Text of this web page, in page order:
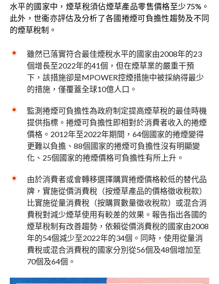
水平的國家中，煙草稅須佔煙草產品零售價格至少75%。
此外，世衞亦評估及分析了各國捲煙可負擔性趨勢及不同
的煙草稅制。
雖然已落實符合最佳煙稅水平的國家由2008年的23
個增長至2022年的41個，但在煙草業的嚴重干預
下，該措施卻是MPOWER控煙措施中被採納得最少
的措施，僅覆蓋全球10億人口。
監測捲煙可負擔性為政府制定提高煙草稅的最佳時機
提供指標。捲煙可負擔性即相對於消費者收入的捲煙
價格。2012年至2022年期間，64個國家的捲煙變得
更難以負擔、88個國家的捲煙可負擔性沒有明顯變
化、25個國家的捲煙價格可負擔性有所上升。
由於消費者或會轉移選擇購買捲煙價格較低的替代品
牌，實施從價消費稅（按煙草產品的價格徵收稅款）
比實施從量消費稅（按購買數量徵收稅款）或混合消
費稅對減少煙草使用有較差的效果。報告指出各國的
煙草稅制有改善趨勢，依賴從價消費稅的國家由2008
年的54個減少至2022年的34個。同時，使用從量消
費稅或混合消費稅的國家分別從56個及48個增加至
70個及64個。